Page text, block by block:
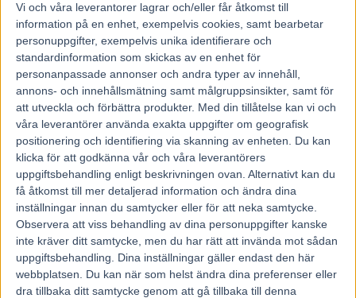
Vi och våra leverantorer lagrar och/eller får åtkomst till
information på en enhet, exempelvis cookies, samt bearbetar
personuppgifter, exempelvis unika identifierare och
standardinformation som skickas av en enhet för
personanpassade annonser och andra typer av innehåll,
annons- och innehållsmätning samt målgruppsinsikter, samt för
att utveckla och förbättra produkter. Med din tillåtelse kan vi och
våra leverantörer använda exakta uppgifter om geografisk
positionering och identifiering via skanning av enheten. Du kan
klicka för att godkänna vår och våra leverantörers
uppgiftsbehandling enligt beskrivningen ovan. Alternativt kan du
få åtkomst till mer detaljerad information och ändra dina
inställningar innan du samtycker eller för att neka samtycke.
Observera att viss behandling av dina personuppgifter kanske
inte kräver ditt samtycke, men du har rätt att invända mot sådan
uppgiftsbehandling. Dina inställningar gäller endast den här
webbplatsen. Du kan när som helst ändra dina preferenser eller
dra tillbaka ditt samtycke genom att gå tillbaka till denna
Kalmartravets stolthet har fått ett bra startspår och
tränaren Elisabeth Almheden är mycket nöjd med hur
stjärnan kändes i måndagens rejäla träningspass på totalt
2,7 mil.
Det omfattar sandträning i både backe, rakbana och på
skogsslingor.
– Det gick väldigt bra och han kändes fräsch och fin. Han
kändes likvärdig som han gjorde inför senaste starten och
då gick det ju bra, säger Elisabeth.
Sagan om A Fair Day fortsätter och på lördag skrivs ett nytt
kapitel om den femårige valacken som snart har passerat
fyra miljoner kronor i insprungna pengar. I fjol sommar fick
han sitt stora genombrott när han blåste till konkurrenterna